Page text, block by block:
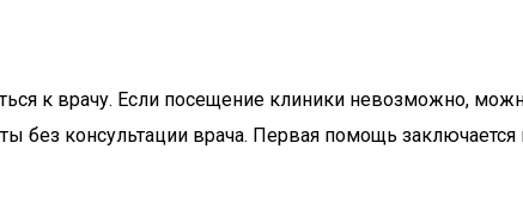
к врачу. Если посещение клиники невозможно,
без консультации врача. Первая помощь